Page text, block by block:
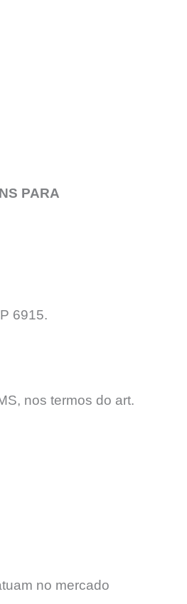
PARA
6915.
nos termos do art.
no mercado